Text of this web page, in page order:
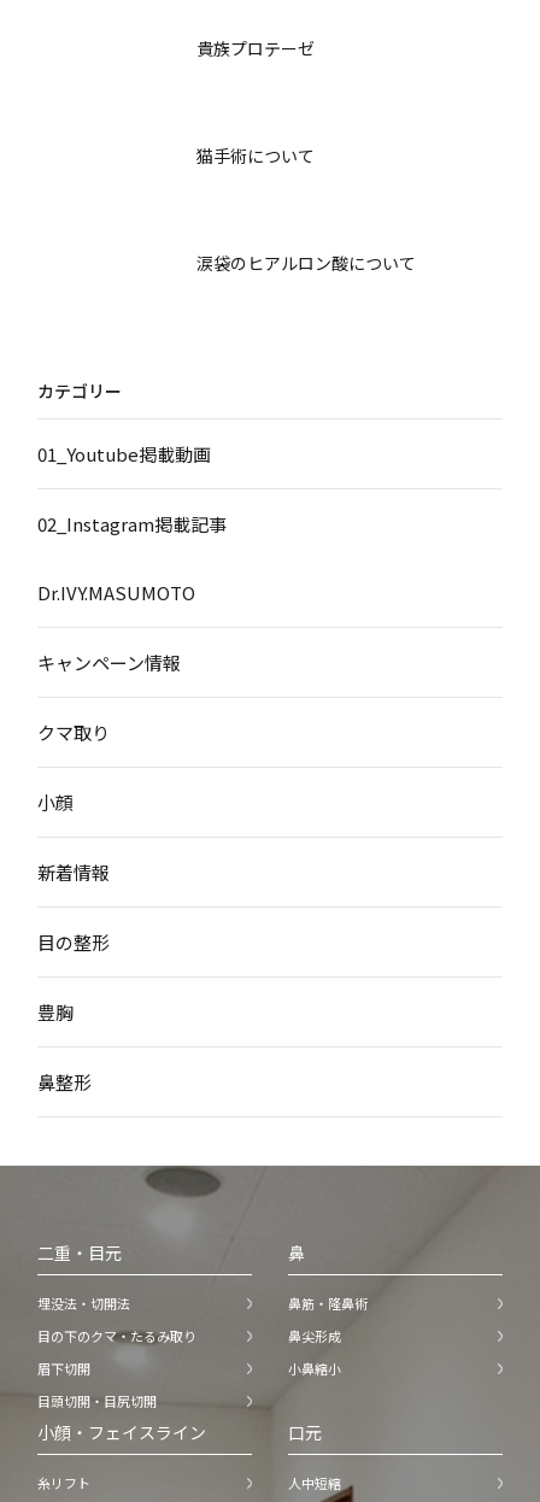
貴族プロテーゼ
猫手術について
涙袋のヒアルロン酸について
カテゴリー
01_Youtube掲載動画
02_Instagram掲載記事
Dr.IVY.MASUMOTO
キャンペーン情報
クマ取り
小顔
新着情報
目の整形
豊胸
鼻整形
二重・目元
埋没法・切開法
目の下のクマ・たるみ取り
眉下切開
目頭切開・目尻切開
鼻
鼻筋・隆鼻術
鼻尖形成
小鼻縮小
小顔・フェイスライン
糸リフト
口元
人中短縮